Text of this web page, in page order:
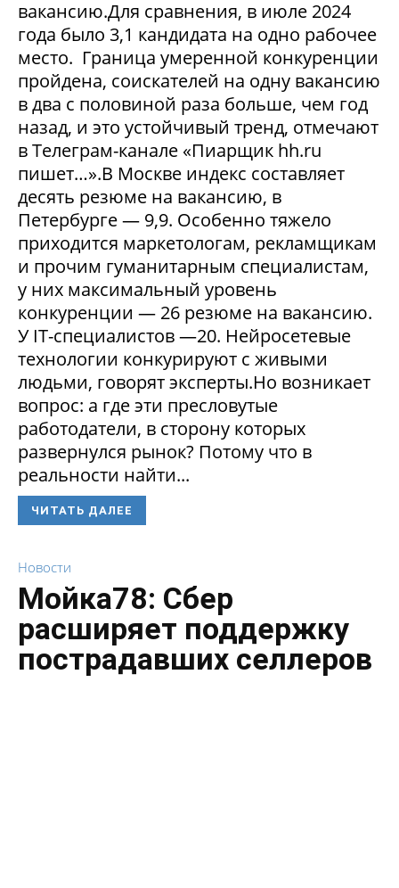
вакансию.Для сравнения, в июле 2024
года было 3,1 кандидата на одно рабочее
место. Граница умеренной конкуренции
пройдена, соискателей на одну вакансию
в два с половиной раза больше, чем год
назад, и это устойчивый тренд, отмечают
в Телеграм-канале «Пиарщик hh.ru
пишет…».В Москве индекс составляет
десять резюме на вакансию, в
Петербурге — 9,9. Особенно тяжело
приходится маркетологам, рекламщикам
и прочим гуманитарным специалистам,
у них максимальный уровень
конкуренции — 26 резюме на вакансию.
У IT-специалистов —20. Нейросетевые
технологии конкурируют с живыми
людьми, говорят эксперты.Но возникает
вопрос: а где эти пресловутые
работодатели, в сторону которых
развернулся рынок? Потому что в
реальности найти...
ЧИТАТЬ ДАЛЕЕ
Новости
Мойка78: Сбер
расширяет поддержку
пострадавших селлеров